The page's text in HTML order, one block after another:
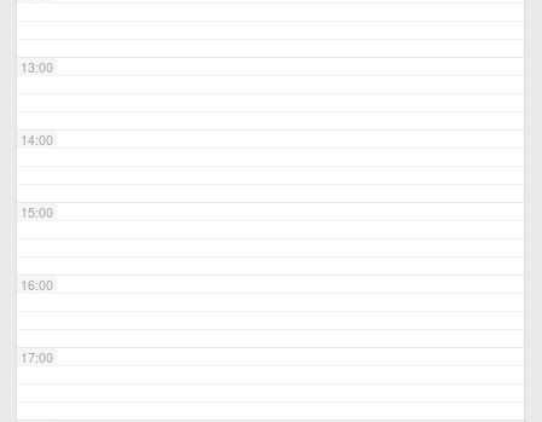
13:00
14:00
15:00
16:00
17:00